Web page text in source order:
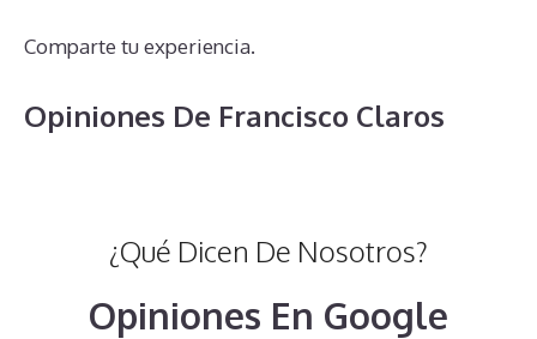
Comparte tu experiencia.
Opiniones De Francisco Claros
¿Qué Dicen De Nosotros?
Opiniones En Google